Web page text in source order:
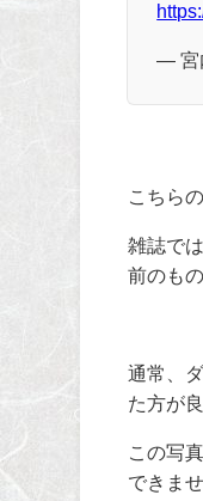
— 宮
こちら
雑誌で
前のも
通常、
た方が
この写
できま